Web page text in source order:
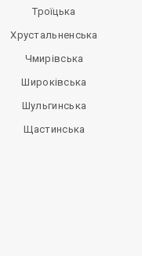
Троїцька
Хрустальненська
Чмирівська
Широківська
Шульгинська
Щастинська